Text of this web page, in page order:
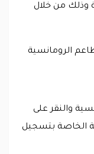
وذلك من خلال
الرومانسية
والنقر على
الخاصة بتسجيل